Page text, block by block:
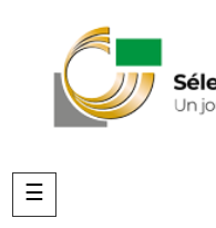
Toggle
navigation
☰